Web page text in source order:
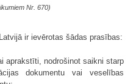
Nr. 670)
ir ievērotas šādas prasības:
aprakstīti, nodrošinot saikni starp
dokumentu vai veselības